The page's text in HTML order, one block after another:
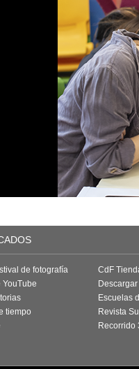
de fotografía
tiempo
CdF
Escuelas
Revista
Recorrido